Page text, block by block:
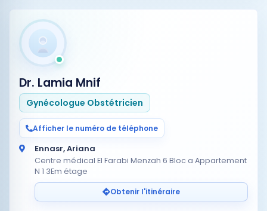
Dr. Lamia Mnif
Gynécologue Obstétricien
Afficher le numéro de téléphone
Ennasr, Ariana
Centre médical El Farabi Menzah 6 Bloc a Appartement
N 1 3Em étage
Obtenir l'itinéraire